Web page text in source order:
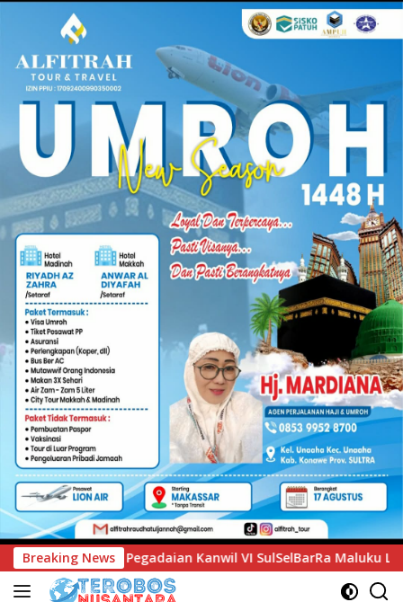
Breaking News
VI SulSelBarRa Maluku Luncurkan Program PANDE